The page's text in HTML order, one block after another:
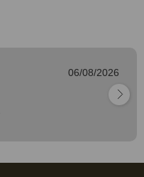
06/08/2026